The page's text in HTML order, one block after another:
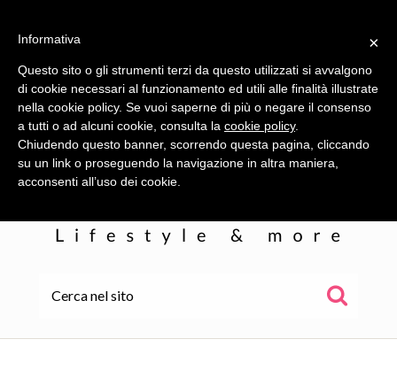
×
Informativa
Questo sito o gli strumenti terzi da questo utilizzati si avvalgono
di cookie necessari al funzionamento ed utili alle finalità illustrate
nella cookie policy. Se vuoi saperne di più o negare il consenso
a tutti o ad alcuni cookie, consulta la cookie policy.
Chiudendo questo banner, scorrendo questa pagina, cliccando
su un link o proseguendo la navigazione in altra maniera,
acconsenti all’uso dei cookie.